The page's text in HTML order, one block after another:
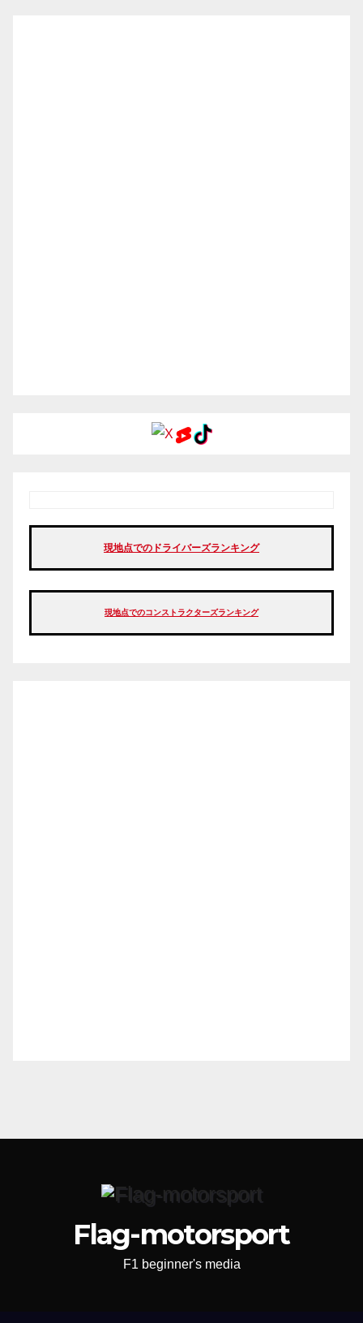
現地点でのドライバーズランキング
現地点でのコンストラクターズランキング
Flag-motorsport
F1 beginner's media